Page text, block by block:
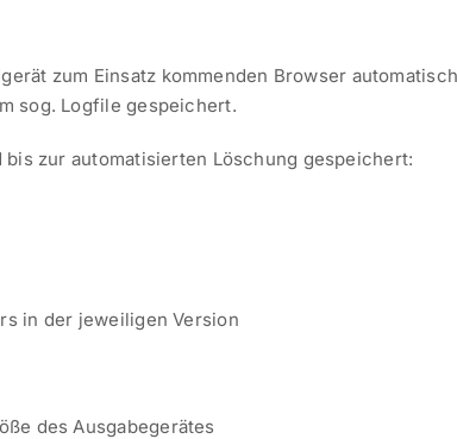
zum Einsatz kommenden Browser
sog. Logfile gespeichert.
zur automatisierten Löschung gespeichert:
in der jeweiligen Version
des Ausgabegerätes